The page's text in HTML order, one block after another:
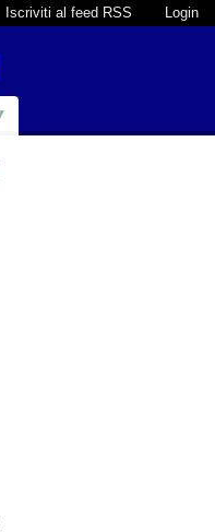
Login
Iscriviti al feed RSS